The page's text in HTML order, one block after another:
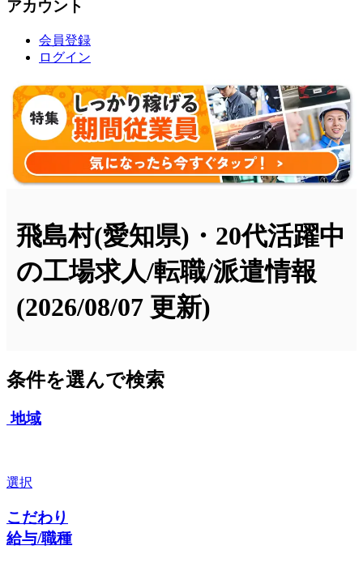
アカウント
会員登録
ログイン
飛島村(愛知県)・20代活躍中
の工場求人/転職/派遣情報
(2026/08/07 更新)
条件を選んで検索
地域
選択
こだわり
給与/職種